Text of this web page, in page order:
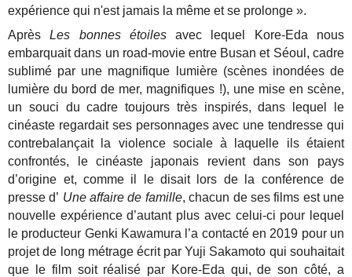
expérience qui n'est jamais la même et se prolonge ».
AprèsLes bonnes étoilesavec lequel Kore-Eda nous
embarquait dans un road-movie entre Busan et Séoul, cadre
sublimé par une magnifique lumière (scènes inondées de
lumière du bord de mer, magnifiques !), une mise en scène,
un souci du cadre toujours très inspirés, dans lequel le
cinéaste regardait ses personnages avec une tendresse qui
contrebalançait la violence sociale à laquelle ils étaient
confrontés, le cinéaste japonais revient dans son pays
d’origine et, comme il le disait lors de la conférence de
presse d’ Une affaire de famille, chacun de ses films est une
nouvelle expérience d’autant plus avec celui-ci pour lequel
le producteur Genki Kawamura l’a contacté en 2019 pour un
projet de long métrage écrit par Yuji Sakamoto qui souhaitait
que le film soit réalisé par Kore-Eda qui, de son côté, a